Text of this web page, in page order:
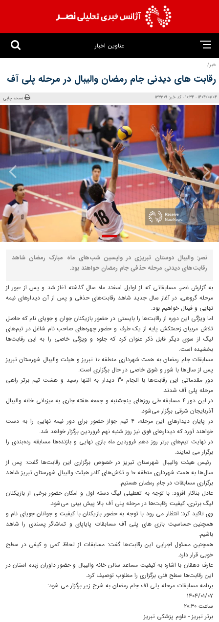
عناوین اخبار
خبر/
رقابت های دیدنی جام رمضان والیبال در مرحله پلی آف
1404/01/04 - 10:34 - کد خبر: 133309 نسخه چاپی
نصر: والیبال دوستان تبریزی در واپسین شب‌های ماه مبارک رمضان شاهد
رقابت‌های دیدنی مرحله حذفی جام رمضان خواهند بود.
به گزارش نصر، مسابقاتی که از اوایل اسفند ماه سال گذشته آغاز شد و پس از عبور از
مرحله گروهی، در آغاز سال جدید شاهد رقابت‌های حذفی و پس از آن دیدارهای نیمه
نهایی و فینال خواهیم بود.
اما ویژگی این دوره از رقابت‌ها را بایستی در حضور بازیکنان جوان و جویای نام که حاصل
تلاش مربیان زحمتکش پایه از یک طرف و حضور چهره‌های صاحب نام شاغل در تیم‌های
لیگ از سوی دیگر قابل ذکر عنوان کرد که جلوه و ویژگی خاصی را به این رقابت‌ها
بخشیده است.
مسابقات جام رمضان به همت شهرداری منطقه ۱۰ تبریز و هیئت والیبال شهرستان تبریز
پس از سال‌ها با شور و شوق خاصی در حال برگزاری است.
دور مقدماتی این رقابت‌ها با انجام 30 دیدار به انتها رسید و هشت تیم برتر راهی
مرحله پلی آف شدند.
در این دور ۴ مسابقه طی روزهای پنجشنبه و جمعه هفته جاری به میزبانی خانه والیبال
آذربایجان شرقی برگزار می‌شود.
در پایان دیدارهای این مرحله، ۴ تیم جواز حضور برای دور نیمه نهایی را به دست
خواهند آورد که دیدارهای فوق نیز روز شنبه نهم فروردین برگزار خواهد شد.
در نهایت تیم‌های برتر روز دهم فروردین ماه بازی نهایی و بازنده‌ها مسابقه رده‌بندی را
برگزار می نمایند.
رئیس هیئت والیبال شهرستان تبریز در خصوص برگزاری این رقابت‌ها گفت: پس از
سال‌ها به همت شهرداری منطقه ۱۰ و تلاش‌های کادر هیئت والیبال شهرستان تبریز شاهد
برگزاری مسابقات در جام رمضان هستیم.
عادل بناکار افزود: با توجه به تعطیلی لیگ دسته اول و امکان حضور برخی از بازیکنان
لیگ برتری، کیفیت رقابت‌ها در مرحله پلی آف بالا پیش بینی می‌شود.
وی تاکید کرد: انتظار می رود با توجه به حضور بازیکنان با کیفیت و جوانان جویای نام و
همچنین حساسیت بازی های پلی آف مسابقات پایاپای و تماشاگر پسندی را شاهد
باشیم.
همچنین مسئول اجرایی این رقابت‌ها گفت: مسابقات از لحاظ کمی و کیفی در سطح
خوبی قرار دارد.
عارف دهقان با اشاره به کیفیت مساعد سالن خانه والیبال و حضور داوران زبده استان در
این رقابت‌ها سطح فنی برگزاری را مطلوب توصیف کرد.
برنامه مسابقات مرحله پلی آف جام رمضان به شرح زیر برگزار می شود:
۱۴۰۴/۰۱/۰۷
ساعت ۲۰:۳۰
برتر تبریز - علوم پزشکی تبریز